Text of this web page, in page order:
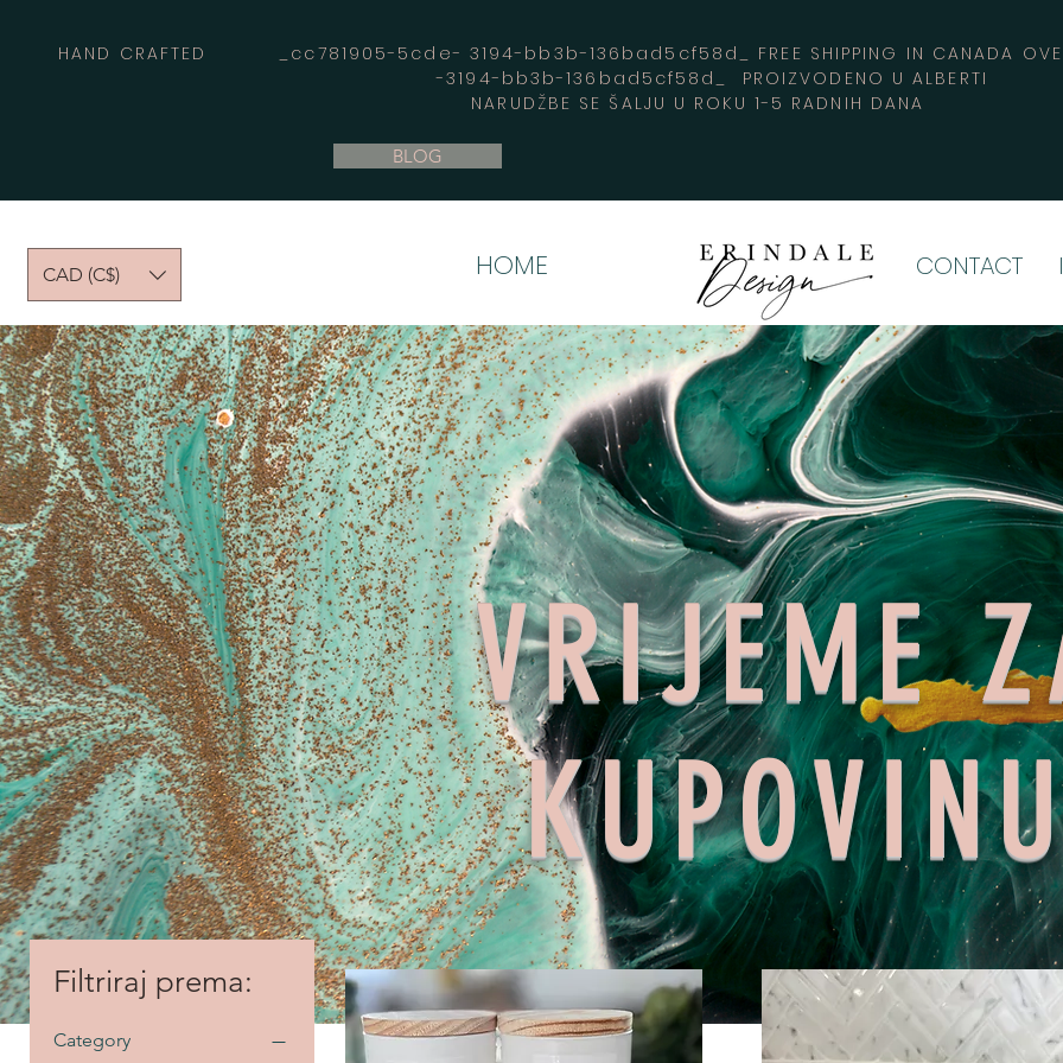
HAND CRAFTED _cc781905-5cde- 3194-bb3b-136bad5cf58d_ FREE SHIPPING IN
-3194-bb3b-136bad5cf58d_ PROIZVODENO U ALBERTI
NARUDŽBE SE ŠALJU U ROKU 1-5 RADNIH DANA
BLOG
CAD (C$) HOME CONTACT
VRIJEME
Filtriraj prema:
Category